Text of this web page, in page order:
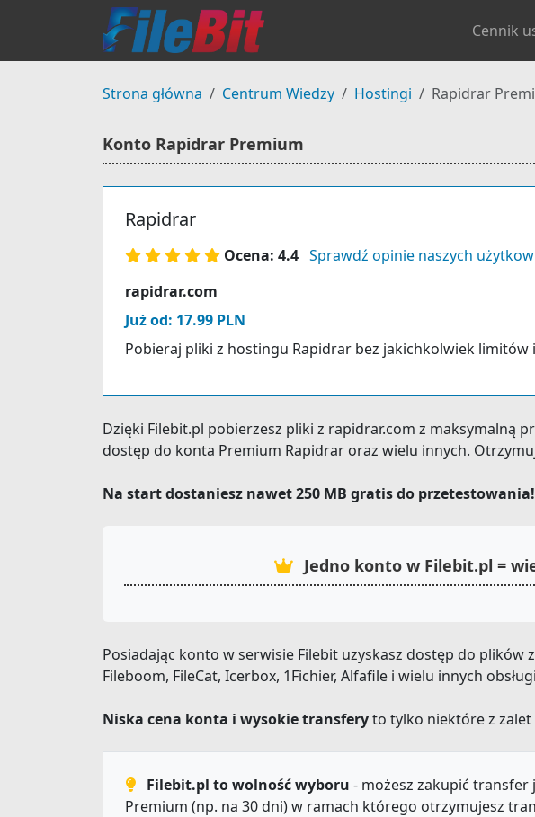
Cennik
Strona główna Centrum Wiedzy Hostingi Rapidrar
Konto Rapidrar Premium
Rapidrar
Ocena: 4.4 Sprawdź opinie naszych
rapidrar.com
Już od: 17.99 PLN
Pobieraj pliki z hostingu Rapidrar bez jakichkolwiek limitów
Dzięki Filebit.pl pobierzesz pliki z rapidrar.com z maksymalną
dostęp do konta Premium Rapidrar oraz wielu innych.
Na start dostaniesz nawet 250 MB gratis do przetestowania!
Jedno konto w Filebit.pl =
Posiadając konto w serwisie Filebit uzyskasz dostęp do
Fileboom, FileCat, Icerbox, 1Fichier, Alfafile i wielu innych
Niska cena konta i wysokie transferyto tylko niektóre z zalet
Filebit.pl to wolność wyboru - możesz zakupić transfer
Premium (np. na 30 dni) w ramach którego otrzymujesz